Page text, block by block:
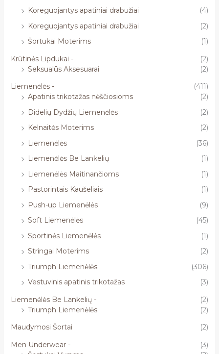
Koreguojantys apatiniai drabužiai
(4)
Koreguojantys apatiniai drabužiai
(2)
Šortukai Moterims
(1)
Krūtinės Lipdukai -
(2)
Seksualūs Aksesuarai
(2)
Liemenėlės -
(411)
Apatinis trikotažas nėščiosioms
(2)
Didelių Dydžių Liemenėlės
(2)
Kelnaitės Moterims
(2)
Liemenėlės
(36)
Liemenėlės Be Lankelių
(1)
Liemenėlės Maitinančioms
(1)
Pastorintais Kaušeliais
(1)
Push-up Liemenėlės
(9)
Soft Liemenėlės
(45)
Sportinės Liemenėlės
(1)
Stringai Moterims
(2)
Triumph Liemenėlės
(306)
Vestuvinis apatinis trikotažas
(3)
Liemenėlės Be Lankelių -
(2)
Triumph Liemenėlės
(2)
Maudymosi Šortai
(2)
Men Underwear -
(3)